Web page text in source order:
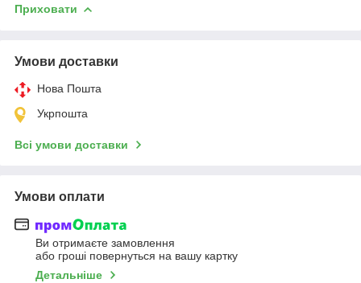
Приховати
Умови доставки
Нова Пошта
Укрпошта
Всі умови доставки
Умови оплати
Ви отримаєте замовлення
або гроші повернуться на вашу картку
Детальніше